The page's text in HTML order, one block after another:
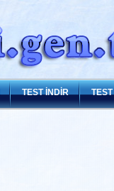
TEST İNDİR